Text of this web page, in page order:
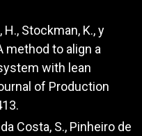
Stockman, K., y
method to align a
with lean
of Production
Costa, S., Pinheiro de